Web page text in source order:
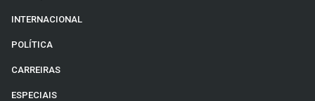
INTERNACIONAL
POLÍTICA
CARREIRAS
ESPECIAIS